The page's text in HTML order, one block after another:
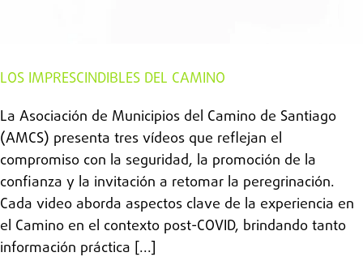
LOS IMPRESCINDIBLES DEL CAMINO
La Asociación de Municipios del Camino de Santiago
(AMCS) presenta tres vídeos que reflejan el
compromiso con la seguridad, la promoción de la
confianza y la invitación a retomar la peregrinación.
Cada video aborda aspectos clave de la experiencia en
el Camino en el contexto post-COVID, brindando tanto
información práctica [...]